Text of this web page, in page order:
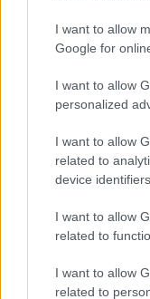
I want to allow
Google for
I want to allow
personalized
I want to allow
related to
device
I want to allow
related to
I want to allow
related to
Táto možnosť sa
konštrukciu –
vrstvy. Vtedy je
a nahradiť novým.